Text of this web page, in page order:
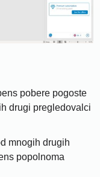
pobere pogoste
drugi pregledovalci
mnogih drugih
popolnoma